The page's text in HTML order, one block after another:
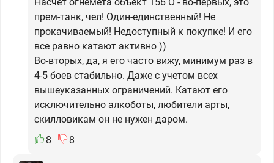
прем-танк, чел! Один-единственный! Не
прокачиваемый! Недоступный к покупке! И его
все равно катают активно ))
Во-вторых, да, я его часто вижу, минимум раз в
4-5 боев стабильно. Даже с учетом всех
вышеуказанных ограничений. Катают его
исключительно алкоботы, любители арты,
скилловикам он не нужен даром.
8
8